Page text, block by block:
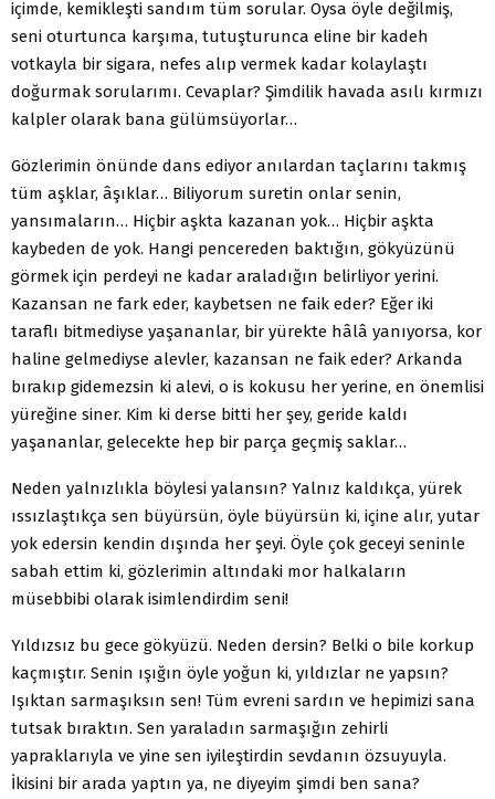
içimde, kemik­leşti sandım tüm sorular. Oysa öyle değilmiş,
seni oturtunca kar­şıma, tutuşturunca eline bir kadeh
votkayla bir sigara, nefes alıp vermek kadar kolaylaştı
doğurmak sorularımı. Cevaplar? Şim­dilik havada asılı kırmızı
kalpler olarak bana gülümsüyorlar…
Gözlerimin önünde dans ediyor anılardan taçlarını takmış
tüm aşklar, âşıklar… Biliyorum suretin onlar senin,
yansımala­rın… Hiçbir aşkta kazanan yok… Hiçbir aşkta
kaybeden de yok. Hangi pencereden baktığın, gökyüzünü
görmek için perdeyi ne kadar araladığın belirliyor yerini.
Kazansan ne fark eder, kaybetsen ne faik eder? Eğer iki
taraflı bitmediyse yaşananlar, bir yürekte hâlâ yanıyorsa, kor
haline gelmediyse alevler, ka­zansan ne faik eder? Arkanda
bırakıp gidemezsin ki alevi, o is kokusu her yerine, en önemlisi
yüreğine siner. Kim ki derse bitti her şey, geride kaldı
yaşananlar, gelecekte hep bir parça geçmiş saklar…
Neden yalnızlıkla böylesi yalansın? Yalnız kaldıkça, yürek
ıs­sızlaştıkça sen büyürsün, öyle büyürsün ki, içine alır, yutar
yok edersin kendin dışında her şeyi. Öyle çok geceyi seninle
sabah ettim ki, gözlerimin altındaki mor halkaların
müsebbibi olarak isimlendirdim seni!
Yıldızsız bu gece gökyüzü. Neden dersin? Belki o bile korkup
kaçmıştır. Senin ışığın öyle yoğun ki, yıldızlar ne yapsın?
Işık­tan sarmaşıksın sen! Tüm evreni sardın ve hepimizi sana
tut­sak bıraktın. Sen yaraladın sarmaşığın zehirli
yapraklarıyla ve yine sen iyileştirdin sevdanın özsuyuyla.
İkisini bir arada yap­tın ya, ne diyeyim şimdi ben sana?